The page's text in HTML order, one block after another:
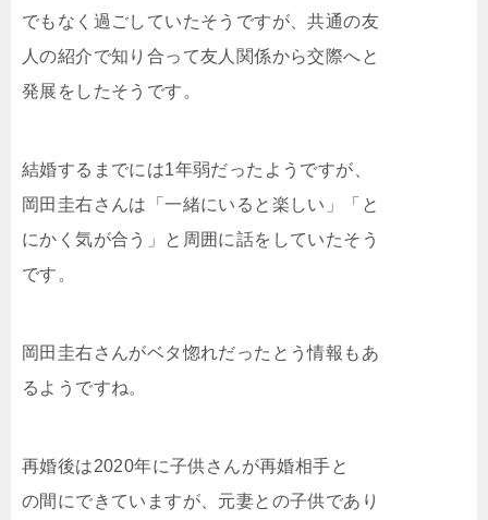
でもなく過ごしていたそうですが、共通の友
人の紹介で知り合って友人関係から交際へと
発展をしたそうです。
結婚するまでには1年弱だったようですが、
岡田圭右さんは「一緒にいると楽しい」「と
にかく気が合う」と周囲に話をしていたそう
です。
岡田圭右さんがベタ惚れだったとう情報もあ
るようですね。
再婚後は2020年に子供さんが再婚相手と
の間にできていますが、元妻との子供であり